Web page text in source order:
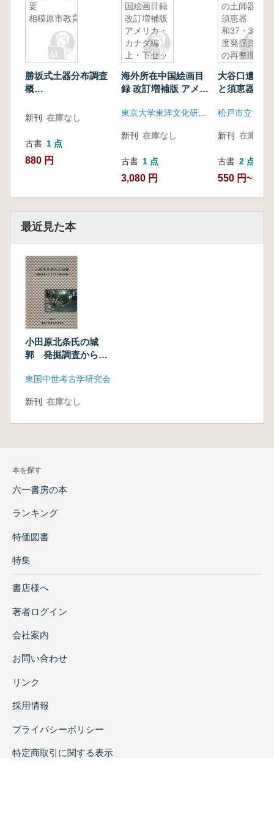
要
相模原市教育委員会
勝坂式土器分布調査
概
相模原市教育委員会
新刊 在庫なし
古書 1 点
880 円
国絵画目録
改訂増補版
アメリカ・
カナダ編
上・下セッ
海外所在中国絵画目
録 改訂増補版 アメリ
セット
新刊 在庫なし
古書 1 点
3,080 円
の土師器と
須恵器 昭
和37・38年
度発掘資料
の再整理
大谷口遺跡
と須恵器 昭
整理
松戸市立博物
新刊 在庫なし
古書 2 点
550 円~
最近見た本
小田原北条氏の城
郭 発掘調査からみ
東国中世考古学研究会
新刊 在庫なし
本を探す
六一書房の本
ランキング
特価図書
特集
書店様へ
著者ログイン
会社案内
お問い合わせ
リンク
採用情報
プライバシーポリシー
特定商取引に関する表示